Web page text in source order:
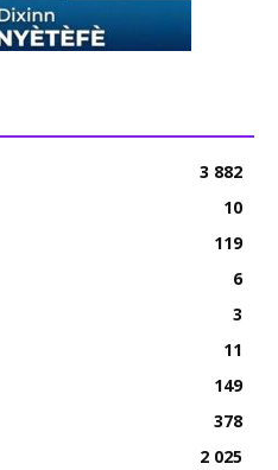
3 882
10
119
6
3
11
149
378
2 025